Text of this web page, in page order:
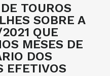
TOUROS
SOBRE A
QUE
MESES DE
DOS
EFETIVOS